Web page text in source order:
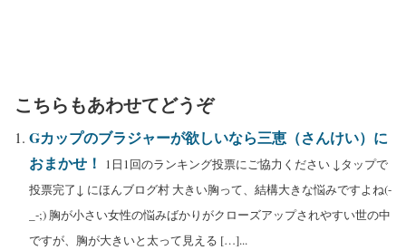
こちらもあわせてどうぞ
Gカップのブラジャーが欲しいなら三恵（さんけい）に
おまかせ！
1日1回のランキング投票にご協力ください ↓タップで
投票完了↓ にほんブログ村 大きい胸って、結構大きな悩みですよね(-
_-;) 胸が小さい女性の悩みばかりがクローズアップされやすい世の中
ですが、胸が大きいと太って見える […]...